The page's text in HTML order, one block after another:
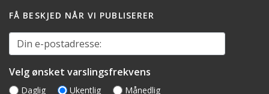
FÅ BESKJED NÅR VI PUBLISERER
Din e-postadresse:
Velg ønsket varslingsfrekvens
Daglig Ukentlig Månedlig